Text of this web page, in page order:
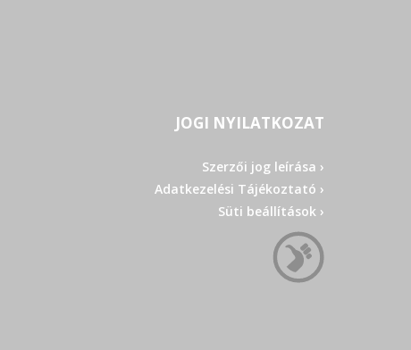
JOGI NYILATKOZAT
Szerzői jog leírása ›
Adatkezelési Tájékoztató ›
Süti beállítások ›